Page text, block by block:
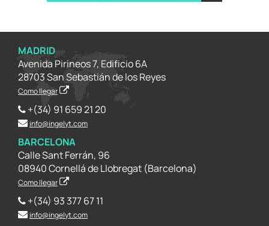
MADRID
Avenida Pirineos 7, Edificio 6A
28703 San Sebastián de los Reyes
Como llegar
+(34) 91 659 21 20
info@ingelyt.com
BARCELONA
Calle Sant Ferrán, 96
08940 Cornellá de Llobregat (Barcelona)
Como llegar
+(34) 93 377 67 11
info@ingelyt.com